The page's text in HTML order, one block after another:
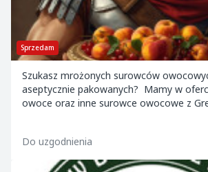
Sprzedam
Szukasz mrożonych surowców
aseptycznie pakowanych? Mamy w
owoce oraz inne surowce owocowe z
Do uzgodnienia